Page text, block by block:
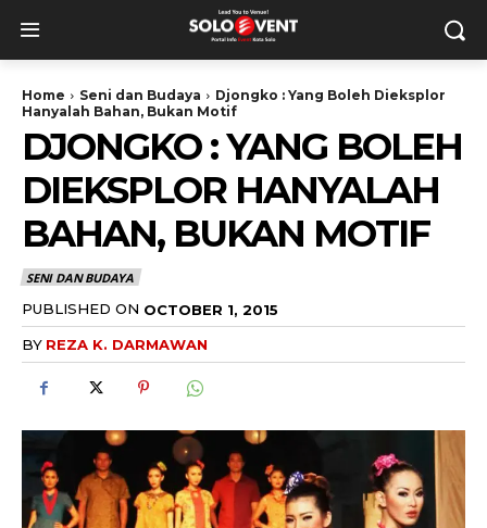
Home Seni dan Budaya
Djongko : Yang Boleh Dieksplor
Hanyalah Bahan, Bukan Motif
DJONGKO : YANG BOLEH
DIEKSPLOR HANYALAH
BAHAN, BUKAN MOTIF
SENI DAN BUDAYA
PUBLISHED ON OCTOBER 1, 2015
BY REZA K. DARMAWAN